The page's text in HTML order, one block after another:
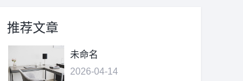
推荐文章
未命名
2026-04-14